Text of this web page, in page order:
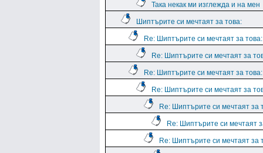
Така некак ми изглежда и на мен
Шиптърите си мечтаят за това:
Re: Шиптърите си мечтаят за това:
Re: Шиптърите си мечтаят за
Re: Шиптърите си мечтаят за това:
Re: Шиптърите си мечтаят за
Re: Шиптърите си мечтаят за
Re: Шиптърите си мечтаят
Re: Шиптърите си мечтаят за